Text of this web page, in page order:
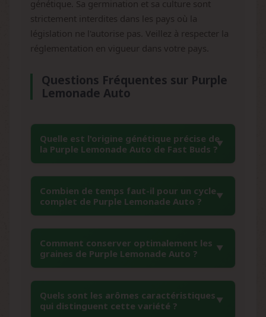
génétique. Sa germination et sa culture sont
strictement interdites dans les pays où la
législation ne l'autorise pas. Veillez à respecter la
réglementation en vigueur dans votre pays.
Questions Fréquentes sur Purple
Lemonade Auto
Quelle est l'origine génétique précise de
la Purple Lemonade Auto de Fast Buds ?
La Purple Lemonade Auto résulte du
croisement entre des génétiques Purple Kush
Auto californiennes et des souches citronnées
permet d'obtenir les couleurs violettes
caractéristiques des Purple tout en conservant
les arômes frais et citronnés qui font la
réputation de cette variété d'exception.
Combien de temps faut-il pour un cycle
complet de Purple Lemonade Auto ?
Cette variété autofloraison présente un cycle
particulièrement rapide de 8 à 10 semaines
de la germination à la récolte. Cette rapidité,
variété très appréciée des collectionneurs qui
souhaitent observer l'évolution complète de
Comment conserver optimalement les
graines de Purple Lemonade Auto ?
Pour préserver la viabilité génétique de vos
graines Purple Lemonade Auto, conservez-les
dans un endroit sec, frais et à l'abri de la
Quels sont les arômes caractéristiques
qui distinguent cette variété ?